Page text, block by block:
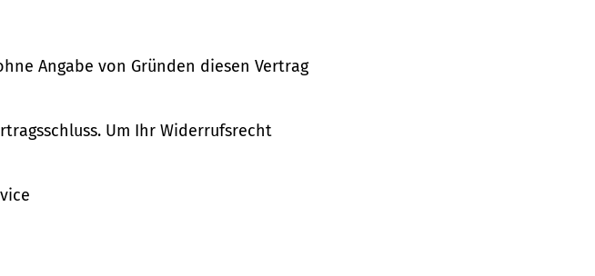
Angabe von Gründen diesen Vertrag
Um Ihr Widerrufsrecht